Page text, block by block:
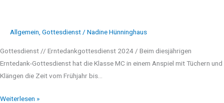
Allgemein Gottesdienst / Nadine Hünninghaus
Gottesdienst // Erntedankgottesdienst 2024 / Beim diesjährigen
Erntedank-Gottesdienst hat die Klasse MC in einem Anspiel mit Tüchern und
Klängen die Zeit vom Frühjahr bis…
Weiterlesen »